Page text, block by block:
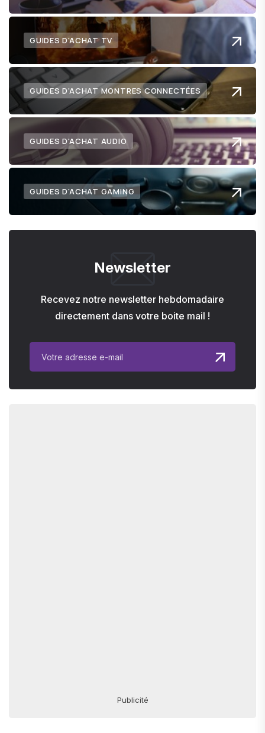
GUIDES D'ACHAT TV
GUIDES D'ACHAT MONTRES CONNECTÉES
GUIDES D'ACHAT AUDIO
GUIDES D'ACHAT GAMING
Newsletter
Recevez notre newsletter hebdomadaire
directement dans votre boite mail !
Publicité